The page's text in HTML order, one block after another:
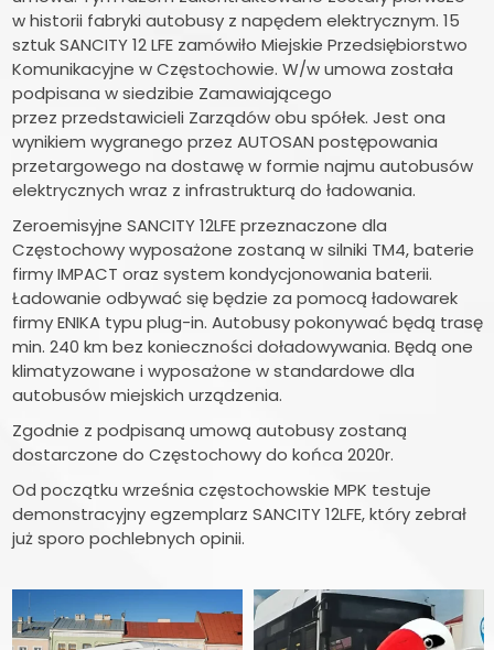
w historii fabryki autobusy z napędem elektrycznym. 15
sztuk SANCITY 12 LFE zamówiło Miejskie Przedsiębiorstwo
Komunikacyjne w Częstochowie. W/w umowa została
podpisana w siedzibie Zamawiającego
przez przedstawicieli Zarządów obu spółek. Jest ona
wynikiem wygranego przez AUTOSAN postępowania
przetargowego na dostawę w formie najmu autobusów
elektrycznych wraz z infrastrukturą do ładowania.
Zeroemisyjne SANCITY 12LFE przeznaczone dla
Częstochowy wyposażone zostaną w silniki TM4, baterie
firmy IMPACT oraz system kondycjonowania baterii.
Ładowanie odbywać się będzie za pomocą ładowarek
firmy ENIKA typu plug-in. Autobusy pokonywać będą trasę
min. 240 km bez konieczności doładowywania. Będą one
klimatyzowane i wyposażone w standardowe dla
autobusów miejskich urządzenia.
Zgodnie z podpisaną umową autobusy zostaną
dostarczone do Częstochowy do końca 2020r.
Od początku września częstochowskie MPK testuje
demonstracyjny egzemplarz SANCITY 12LFE, który zebrał
już sporo pochlebnych opinii.